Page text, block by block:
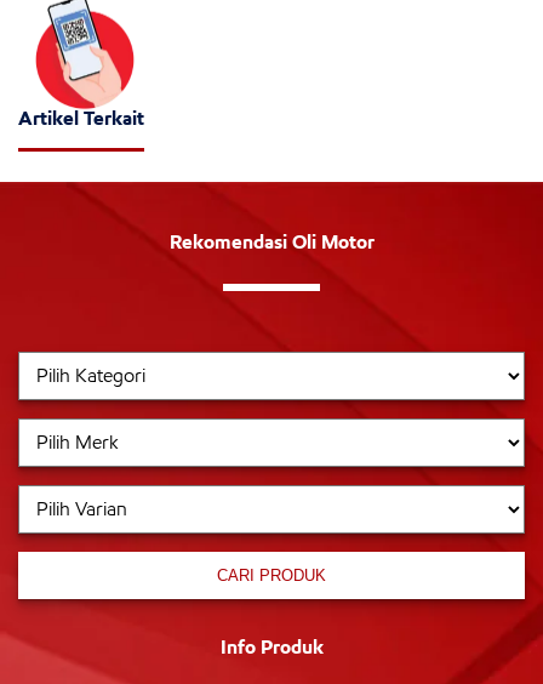
Artikel Terkait
Rekomendasi Oli Motor
CARI PRODUK
Info Produk